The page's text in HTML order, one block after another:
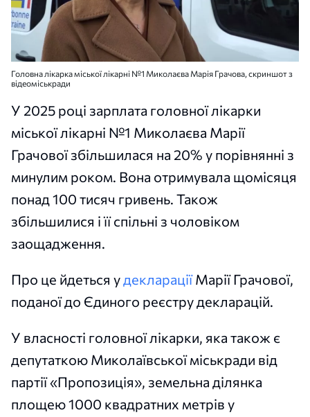
Головна лікарка міської лікарні №1 Миколаєва Марія Грачова, скриншот з
відеоміськради
У 2025 році зарплата головної лікарки
міської лікарні №1 Миколаєва Марії
Грачової збільшилася на 20% у порівнянні з
минулим роком. Вона отримувала щомісяця
понад 100 тисяч гривень. Також
збільшилися і її спільні з чоловіком
заощадження.
Про це йдеться удеклараціїМарії Грачової,
поданої до Єдиного реєстру декларацій.
У власності головної лікарки, яка також є
депутаткою Миколаївської міськради від
партії «Пропозиція», земельна ділянка
площею 1000 квадратних метрів у